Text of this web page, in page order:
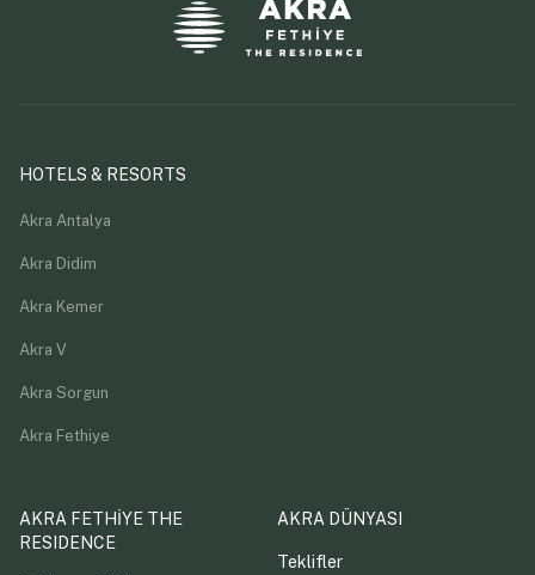
HOTELS & RESORTS
Akra Antalya
Akra Didim
Akra Kemer
Akra V
Akra Sorgun
Akra Fethiye
AKRA FETHİYE THE
RESIDENCE
AKRA DÜNYASI
Teklifler